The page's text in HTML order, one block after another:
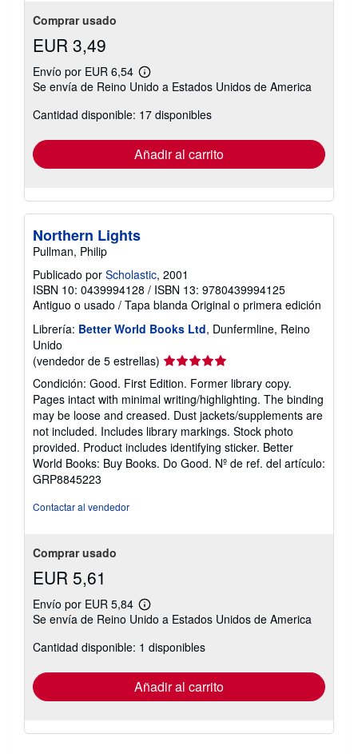
Comprar usado
EUR 3,49
Envío por EUR 6,54
Más
información
las
tarifas
envío
Se envía de Reino Unido a Estados Unidos de America
Cantidad disponible: 17 disponibles
Añadir al carrito
Northern Lights
Pullman, Philip
Publicado por Scholastic, 2001
ISBN 10: 0439994128 / ISBN 13: 9780439994125
Antiguo o usado / Tapa blanda Original o primera edición
Librería: Better World Books Ltd, Dunfermline, Reino
Unido
(vendedor de 5 estrellas) Calificación
vendedor:
5
de
5
estrellas
Condición: Good. First Edition. Former library copy.
Pages intact with minimal writing/highlighting. The binding
may be loose and creased. Dust jackets/supplements are
not included. Includes library markings. Stock photo
provided. Product includes identifying sticker. Better
World Books: Buy Books. Do Good. Nº de ref. del artículo:
GRP8845223
Contactar al vendedor
Comprar usado
EUR 5,61
Envío por EUR 5,84
Más
información
las
tarifas
envío
Se envía de Reino Unido a Estados Unidos de America
Cantidad disponible: 1 disponibles
Añadir al carrito